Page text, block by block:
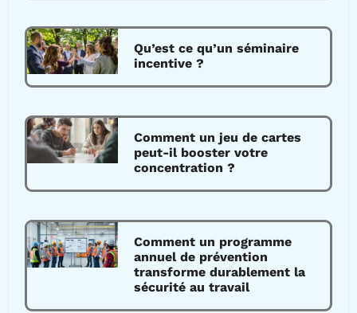
Qu’est ce qu’un séminaire
incentive ?
Comment un jeu de cartes
peut-il booster votre
concentration ?
Comment un programme
annuel de prévention
transforme durablement la
sécurité au travail